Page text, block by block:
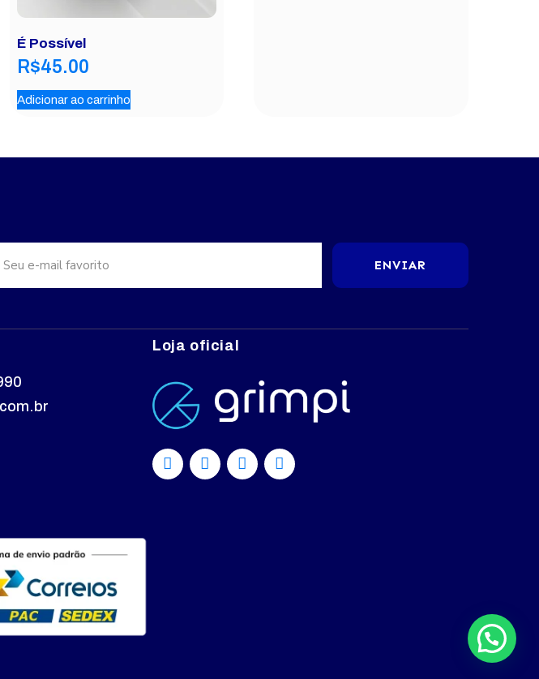
É Possível
R$45.00
Adicionar ao carrinho
ENVIAR
Loja oficial